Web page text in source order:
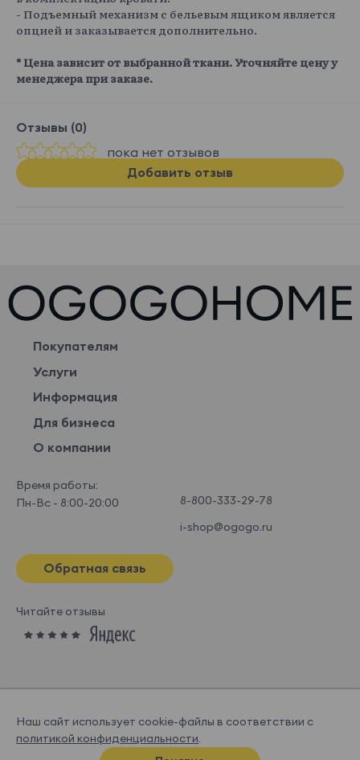
- Подъемный механизм с бельевым ящиком является
опцией и заказывается дополнительно.
* Цена зависит от выбранной ткани. Уточняйте цену у
менеджера при заказе.
Отзывы (0)
пока нет отзывов
Добавить отзыв
Покупателям
Услуги
Информация
Для бизнеса
О компании
Время работы:
Пн-Вс - 8:00-20:00
8-800-333-29-78
i-shop@ogogo.ru
Обратная связь
Читайте отзывы
© OGOGOHOME, 2026
Наш сайт использует cookie-файлы в соответствии с
политикой конфиденциальности.